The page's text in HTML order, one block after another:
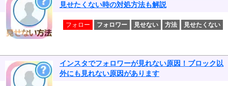
見せたくない時の対処方法も解説
フォロー フォロワー 見せない 方法 見せたくない
インスタでフォロワーが見れない原因！ブロック以
外にも見れない原因があります